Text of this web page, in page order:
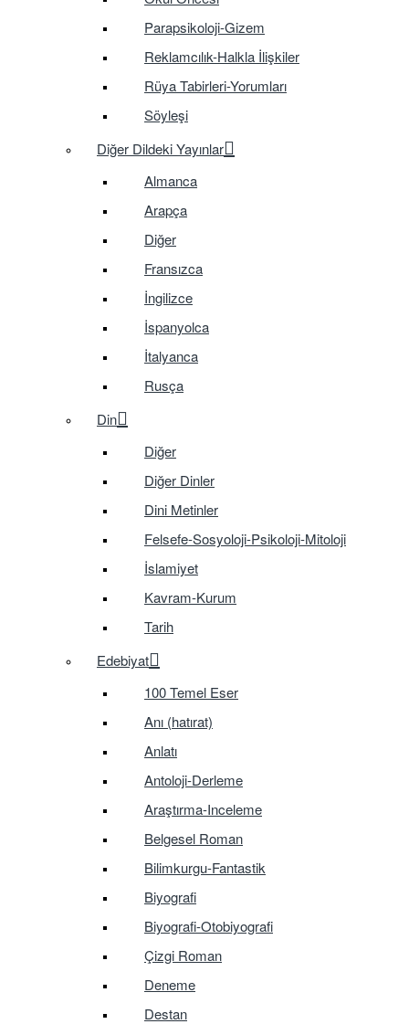
Parapsikoloji-Gizem
Reklamcılık-Halkla İlişkiler
Rüya Tabirleri-Yorumları
Söyleşi
Diğer Dildeki Yayınlar
Almanca
Arapça
Diğer
Fransızca
İngilizce
İspanyolca
İtalyanca
Rusça
Din
Diğer
Diğer Dinler
Dini Metinler
Felsefe-Sosyoloji-Psikoloji-Mitoloji
İslamiyet
Kavram-Kurum
Tarih
Edebiyat
100 Temel Eser
Anı (hatırat)
Anlatı
Antoloji-Derleme
Araştırma-Inceleme
Belgesel Roman
Bilimkurgu-Fantastik
Biyografi
Biyografi-Otobiyografi
Çizgi Roman
Deneme
Destan